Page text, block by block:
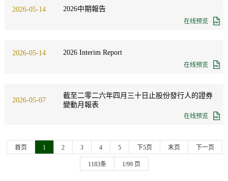
2026-05-14 2026中期報告
在线预览
2026-05-14 2026 Interim Report
在线预览
2026-05-07
截至二零二六年四月三十日止股份發行人的證券
變動月報表
在线预览
首页 1 2 3 4 5 下5页 末页 下一页
1183条 1/99 页